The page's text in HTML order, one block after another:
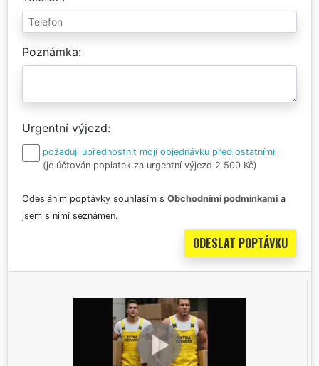
Poznámka
Urgentní výjezd
požaduji upřednostnit moji objednávku před ostatními
(je účtován poplatek za urgentní výjezd 2 500 Kč)
Odesláním poptávky souhlasím s Obchodními podmínkami a
jsem s nimi seznámen.